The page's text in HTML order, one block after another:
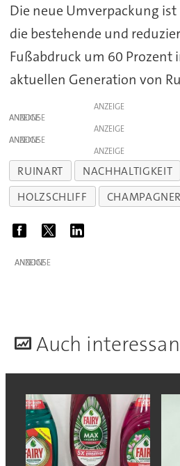
Die neue Umverpackung
die bestehende und
Fußabdruck um 60 Prozent
aktuellen Generation von
ANZEIGE
ANZEIGE
ANZEIGE
ANZEIGE
ANZEIGE
RUINART NACHHALTIGKEIT
HOLZSCHLIFF
CHAMPAGNER
ANZEIGE
Auch